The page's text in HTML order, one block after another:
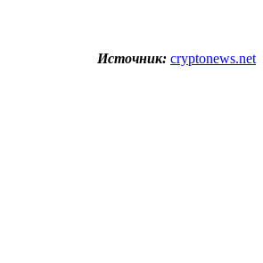
Источник: cryptonews.net